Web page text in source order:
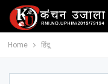
Home हिंदू